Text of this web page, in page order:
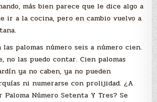
más bien parece que le dice algo a
ir a la cocina, pero en cambio vuelvo a
palomas número seis a número cien.
no las puedo contar. Cien palomas
ya no caben, ya no pueden
ni numerarse con prolijidad. ¿A
Número Setenta Y Tres? Se